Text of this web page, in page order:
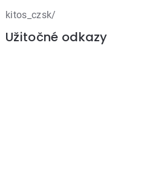
kitos_czsk/
Užitočné odkazy